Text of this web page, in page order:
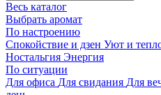
Весь каталог
Выбрать аромат
По настроению
Спокойствие и дзен Уют и
Ностальгия Энергия
По ситуации
Для офиса Для свидания Для